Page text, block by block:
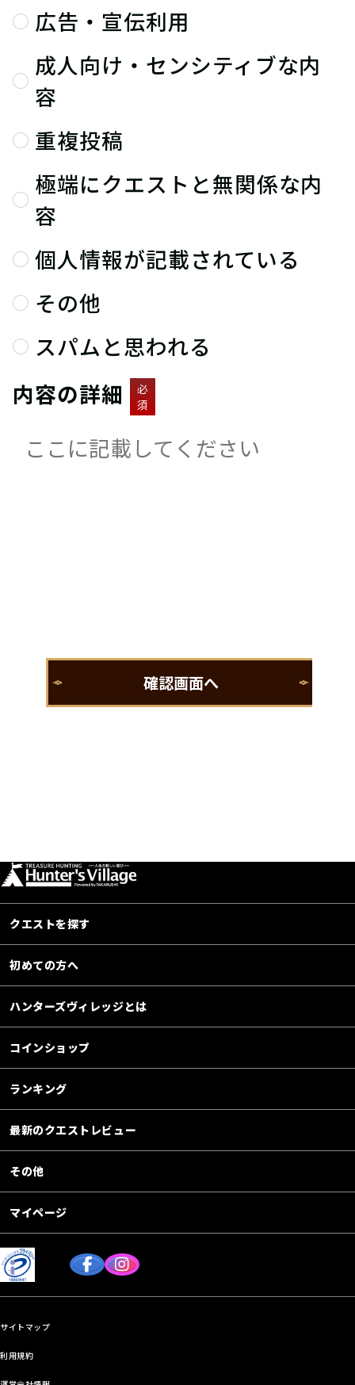
広告・宣伝利用
成人向け・センシティブな内
容
重複投稿
極端にクエストと無関係な内
容
個人情報が記載されている
その他
スパムと思われる
内容の詳細
必
須
クエストを探す
初めての方へ
ハンターズヴィレッジとは
コインショップ
ランキング
最新のクエストレビュー
その他
マイページ
サイトマップ
利用規約